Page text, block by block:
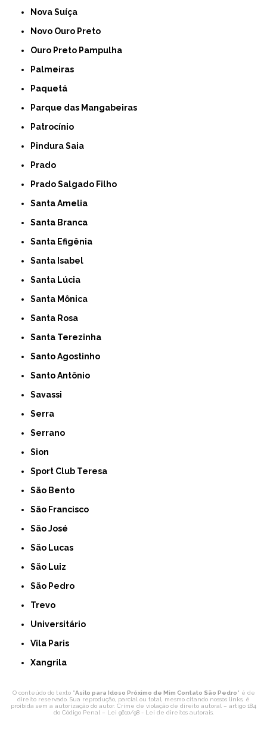
Nova Suíça
Novo Ouro Preto
Ouro Preto Pampulha
Palmeiras
Paquetá
Parque das Mangabeiras
Patrocínio
Pindura Saia
Prado
Prado Salgado Filho
Santa Amelia
Santa Branca
Santa Efigênia
Santa Isabel
Santa Lúcia
Santa Mônica
Santa Rosa
Santa Terezinha
Santo Agostinho
Santo Antônio
Savassi
Serra
Serrano
Sion
Sport Club Teresa
São Bento
São Francisco
São José
São Lucas
São Luiz
São Pedro
Trevo
Universitário
Vila Paris
Xangrila
O conteúdo do texto "Asilo para Idoso Próximo de Mim Contato São Pedro" é de
direito reservado. Sua reprodução, parcial ou total, mesmo citando nossos links, é
proibida sem a autorização do autor. Crime de violação de direito autoral – artigo 184
do Código Penal – Lei 9610/98 - Lei de direitos autorais.